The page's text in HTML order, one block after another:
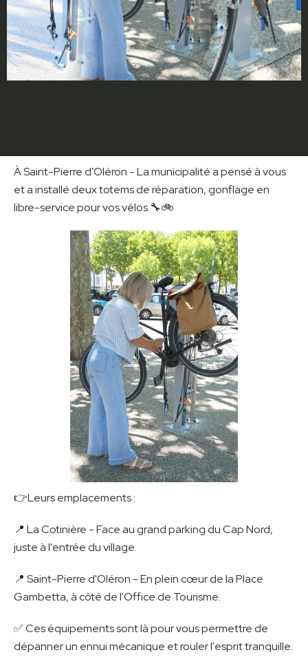
À Saint-Pierre d'Oléron - La municipalité a pensé à vous
et a installé deux totems de réparation, gonflage en
libre-service pour vos vélos 🔧🚲
👉Leurs emplacements :
📍 La Cotinière - Face au grand parking du Cap Nord,
juste à l'entrée du village.
📍 Saint-Pierre d'Oléron - En plein cœur de la Place
Gambetta, à côté de l'Office de Tourisme.
✅ Ces équipements sont là pour vous permettre de
dépanner un ennui mécanique et rouler l'esprit tranquille.